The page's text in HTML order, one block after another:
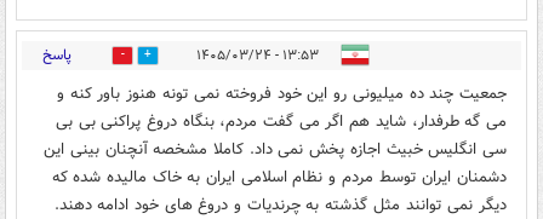
۱۳:۵۳ - ۱۴۰۵/۰۳/۲۴ 6 پاسخ
جمعیت چند ده میلیونی رو این خود فروخته نمی تونه هنوز باور کنه و
می گه طرفدار، شاید هم اگر می گفت مردم، بنگاه دروغ پراکنی بی بی
سی انگلیس خبیث اجازه پخش نمی داد. کاملا مشخصه آنچنان بینی این
دشمنان ایران توسط مردم و نظام اسلامی ایران به خاک مالیده شده که
دیگر نمی توانند مثل گذشته به چرندیات و دروغ های خود ادامه دهند.